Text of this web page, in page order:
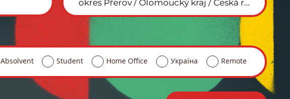
Absolvent Student Home Office Україна Remote